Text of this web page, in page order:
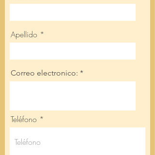
Apellido
Correo electronico:
Teléfono